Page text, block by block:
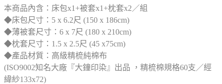
本商品內含：床包x1+被套x1+枕套x2／組
◆床包尺寸：5 x 6.2尺 (150 x 186cm)
◆薄被套尺寸：6 x 7尺 (180 x 210cm)
◆枕套尺寸：1.5 x 2.5尺 (45 x75cm)
◆產品材質：高級精梳純棉布
(ISO9002知名大廠『大鐘印染』出品 ，精梳棉規格60支／經
緯紗133x72)